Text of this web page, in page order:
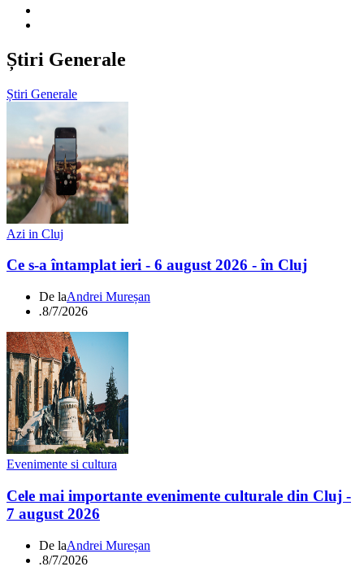
Știri Generale
Știri Generale
Azi in Cluj
Ce s-a întamplat ieri - 6 august 2026 - în Cluj
De laAndrei Mureșan
.8/7/2026
Evenimente si cultura
Cele mai importante evenimente culturale din Cluj -
7 august 2026
De laAndrei Mureșan
.8/7/2026